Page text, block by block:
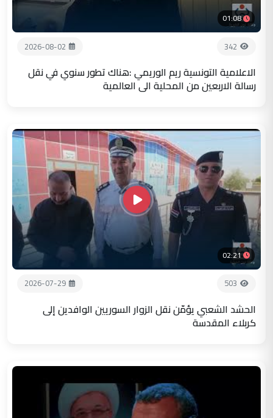
01:08
342
2026-08-02
الاعلامية التونسية ريم الوريمي :هناك تطور سنوي في نقل
رسالة الاربعين من المحلية الى العالمية
02:21
503
2026-07-29
الحشد الشعبي يؤمّن نقل الزوار السوريين الوافدين إلى
كربلاء المقدسة